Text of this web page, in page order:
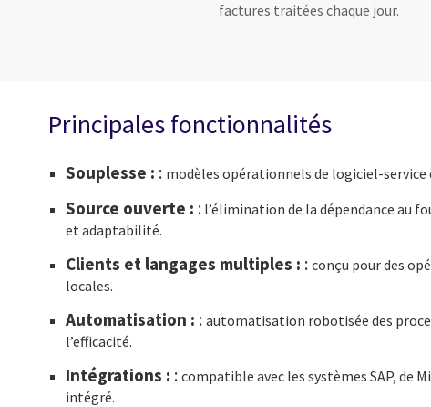
factures traitées chaque jour.
Principales fonctionnalités
Souplesse : : modèles opérationnels de logiciel-service
Source ouverte : : l’élimination de la dépendance au
et adaptabilité.
Clients et langages multiples : : conçu pour des
locales.
Automatisation : : automatisation robotisée des
l’efficacité.
Intégrations : : compatible avec les systèmes SAP, de
intégré.